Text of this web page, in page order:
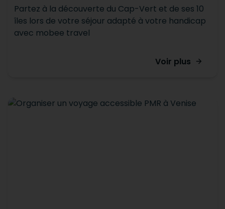
Partez à la découverte du Cap-Vert et de ses 10
îles lors de votre séjour adapté à votre handicap
avec mobee travel
Voir plus